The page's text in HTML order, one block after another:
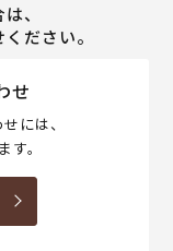
、
ださい。
せ
には、
。